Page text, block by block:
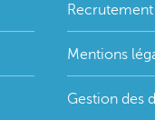
Recrutement
Mentions
Gestion des